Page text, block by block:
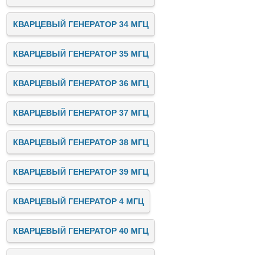
КВАРЦЕВЫЙ ГЕНЕРАТОР 34 МГЦ
КВАРЦЕВЫЙ ГЕНЕРАТОР 35 МГЦ
КВАРЦЕВЫЙ ГЕНЕРАТОР 36 МГЦ
КВАРЦЕВЫЙ ГЕНЕРАТОР 37 МГЦ
КВАРЦЕВЫЙ ГЕНЕРАТОР 38 МГЦ
КВАРЦЕВЫЙ ГЕНЕРАТОР 39 МГЦ
КВАРЦЕВЫЙ ГЕНЕРАТОР 4 МГЦ
КВАРЦЕВЫЙ ГЕНЕРАТОР 40 МГЦ